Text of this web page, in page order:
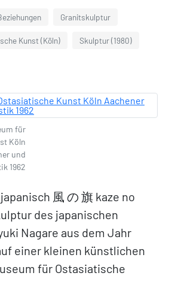
Granitskulptur
Kunst (Köln) Skulptur (1980)
für
Köln
und
1962
風 の 旗 kaze no
des japanischen
Nagare aus dem Jahr
einer kleinen künstlichen
für Ostasiatische